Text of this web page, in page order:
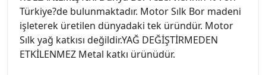
Türkiye?de bulunmaktadır. Motor Sılk Bor madeni
işleterek üretilen dünyadaki tek üründür. Motor
Sılk yağ katkısı değildir.YAĞ DEĞİŞTİRMEDEN
ETKİLENMEZ Metal katkı ürünüdür.